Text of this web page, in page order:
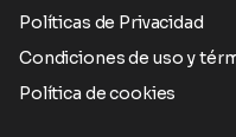
Políticas de Privacidad
Condiciones de uso y
Política de cookies